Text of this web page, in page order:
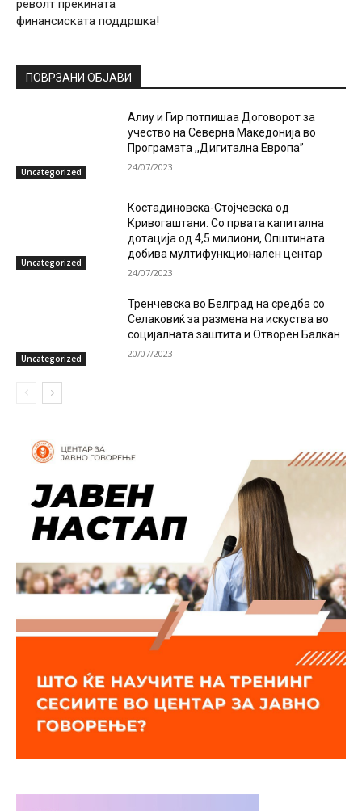
револт прекината
финансиската поддршка!
ПОВРЗАНИ ОБЈАВИ
Uncategorized
Алиу и Гир потпишаа Договорот за
учество на Северна Македонија во
Програмата ,,Дигитална Европа”
24/07/2023
Uncategorized
Костадиновска-Стојчевска од
Кривогаштани: Со првата капитална
дотација од 4,5 милиони, Општината
добива мултифункционален центар
24/07/2023
Uncategorized
Тренчевска во Белград на средба со
Селаковиќ за размена на искуства во
социјалната заштита и Отворен Балкан
20/07/2023